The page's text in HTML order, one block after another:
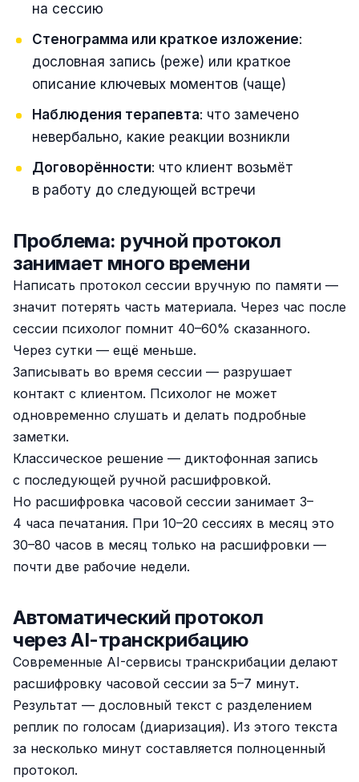
на сессию
Стенограмма или краткое изложение:
дословная запись (реже) или краткое
описание ключевых моментов (чаще)
Наблюдения терапевта: что замечено
невербально, какие реакции возникли
Договорённости: что клиент возьмёт
в работу до следующей встречи
Проблема: ручной протокол
занимает много времени
Написать протокол сессии вручную по памяти —
значит потерять часть материала. Через час после
сессии психолог помнит 40–60% сказанного.
Через сутки — ещё меньше.
Записывать во время сессии — разрушает
контакт с клиентом. Психолог не может
одновременно слушать и делать подробные
заметки.
Классическое решение — диктофонная запись
с последующей ручной расшифровкой.
Но расшифровка часовой сессии занимает 3–
4 часа печатания. При 10–20 сессиях в месяц это
30–80 часов в месяц только на расшифровки —
почти две рабочие недели.
Автоматический протокол
через AI-транскрибацию
Современные AI-сервисы транскрибации делают
расшифровку часовой сессии за 5–7 минут.
Результат — дословный текст с разделением
реплик по голосам (диаризация). Из этого текста
за несколько минут составляется полноценный
протокол.